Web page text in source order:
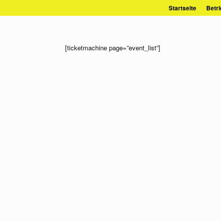
Inhalt
Startseite
[ticketmachine page=”event_list”]